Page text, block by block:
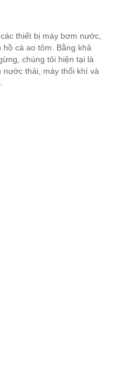
thiết bị máy bơm nước,
cá ao tôm. Bằng khả
chúng tôi hiện tại là
nước thải, máy thổi khí và